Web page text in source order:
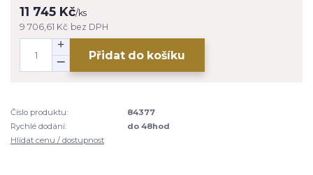
11 745 Kč/ks
9 706,61 Kč bez DPH
Přidat do košíku
Číslo produktu:
84377
Rychlé dodání:
do 48hod
Hlídat cenu / dostupnost